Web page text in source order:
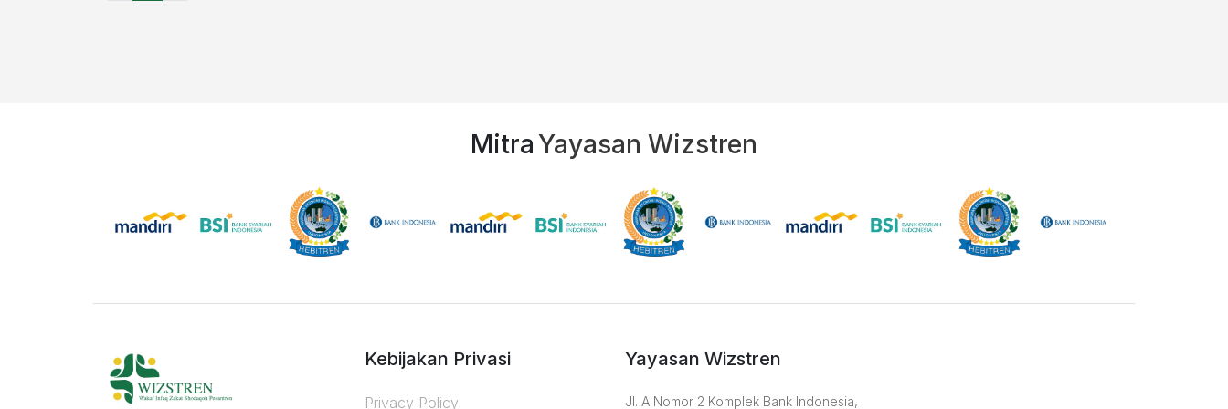
MitraYayasan Wizstren
Kebijakan Privasi
Privacy Policy
Yayasan Wizstren
Jl. A Nomor 2 Komplek Bank Indonesia,